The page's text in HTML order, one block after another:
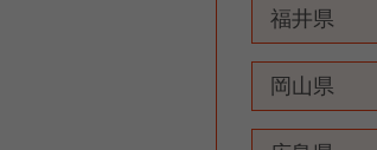
福井県
岡山県